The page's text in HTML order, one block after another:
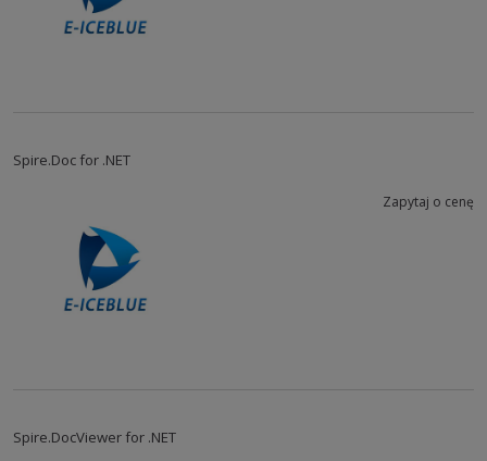
Spire.Doc for .NET
Zapytaj o cenę
Spire.DocViewer for .NET